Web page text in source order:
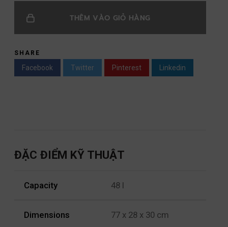
THÊM VÀO GIỎ HÀNG
SHARE
Facebook Twitter Pinterest Linkedin
ĐẶC ĐIỂM KỸ THUẬT
Capacity 48 l
Dimensions 77 x 28 x 30 cm